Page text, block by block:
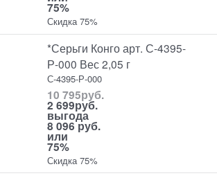
75%
Скидка 75%
*Серьги Конго арт. С-4395-
Р-000 Вес 2,05 г
С-4395-Р-000
10 795руб.
2 699руб.
выгода
8 096 руб.
или
75%
Скидка 75%